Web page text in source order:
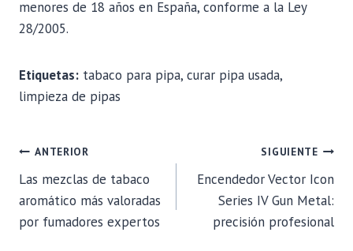
menores de 18 años en España, conforme a la Ley
28/2005.
Etiquetas: tabaco para pipa, curar pipa usada,
limpieza de pipas
NAVEGACIÓN
DE
ENTRADAS
ANTERIOR
Las mezclas de tabaco
aromático más valoradas
por fumadores expertos
SIGUIENTE
Encendedor Vector Icon
Series IV Gun Metal:
precisión profesional